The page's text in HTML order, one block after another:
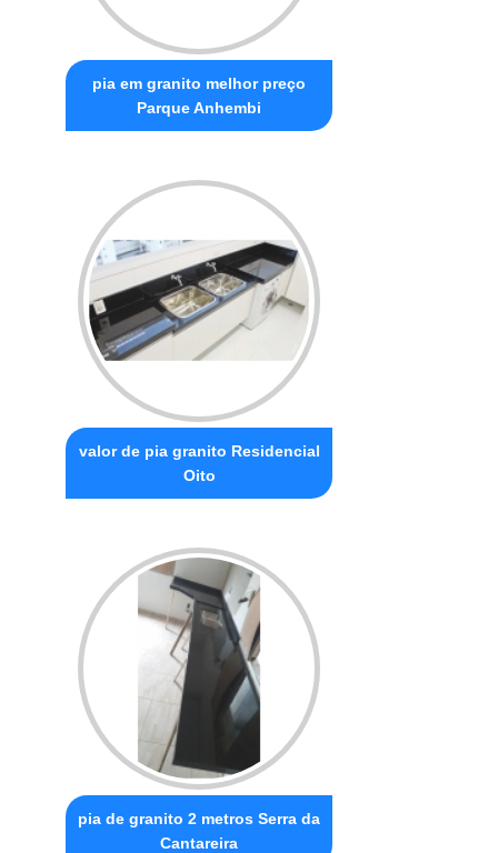
pia em granito melhor preço
Parque Anhembi
valor de pia granito Residencial
Oito
pia de granito 2 metros Serra da
Cantareira